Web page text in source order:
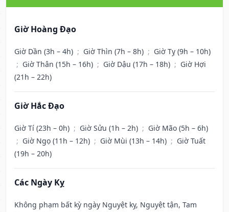
Giờ Hoàng Đạo
Giờ Dần (3h – 4h) ; Giờ Thìn (7h – 8h) ; Giờ Tỵ (9h – 10h)
; Giờ Thân (15h – 16h) ; Giờ Dậu (17h – 18h) ; Giờ Hợi
(21h – 22h)
Giờ Hắc Đạo
Giờ Tí (23h – 0h) ; Giờ Sửu (1h – 2h) ; Giờ Mão (5h – 6h)
; Giờ Ngọ (11h – 12h) ; Giờ Mùi (13h – 14h) ; Giờ Tuất
(19h – 20h)
Các Ngày Kỵ
Không phạm bất kỳ ngày Nguyệt kỵ, Nguyệt tận, Tam